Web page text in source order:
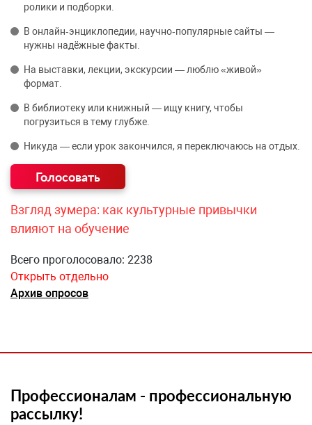
ролики и подборки.
В онлайн‑энциклопедии, научно‑популярные сайты —
нужны надёжные факты.
На выставки, лекции, экскурсии — люблю «живой»
формат.
В библиотеку или книжный — ищу книгу, чтобы
погрузиться в тему глубже.
Никуда — если урок закончился, я переключаюсь на отдых.
Взгляд зумера: как культурные привычки
влияют на обучение
Всего проголосовало: 2238
Открыть отдельно
Архив опросов
Профессионалам - профессиональную
рассылку!